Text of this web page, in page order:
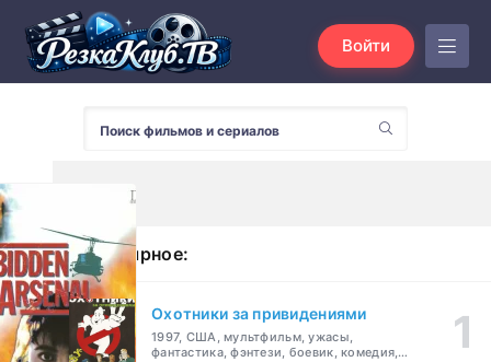
Войти
Популярное:
Охотники за привидениями
1997, США, мультфильм, ужасы,
фантастика, фэнтези, боевик, комедия,